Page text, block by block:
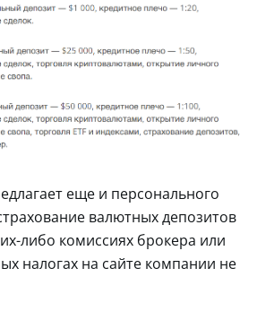
еще и персонального
валютных депозитов
либо комиссиях брокера или
налогах на сайте компании не